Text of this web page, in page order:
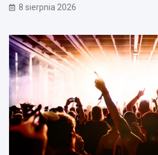
8 sierpnia 2026